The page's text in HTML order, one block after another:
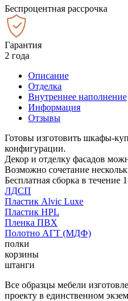
Беспроцентная рассрочка
Гарантия
2 года
Описание
Отделка
Внутреннее наполнение
Информация
Отзывы
Готовы изготовить шкафы-
конфигурации.
Декор и отделку фасадов
Возможно сочетание
Бесплатная сборка в течение
ЛДСП
Пластик Alvic Luxe
Пластик HPL
Пленка ПВХ
Полотно АГТ (МДФ)
полки
корзины
штанги
Все образцы мебели
проекту в единственном